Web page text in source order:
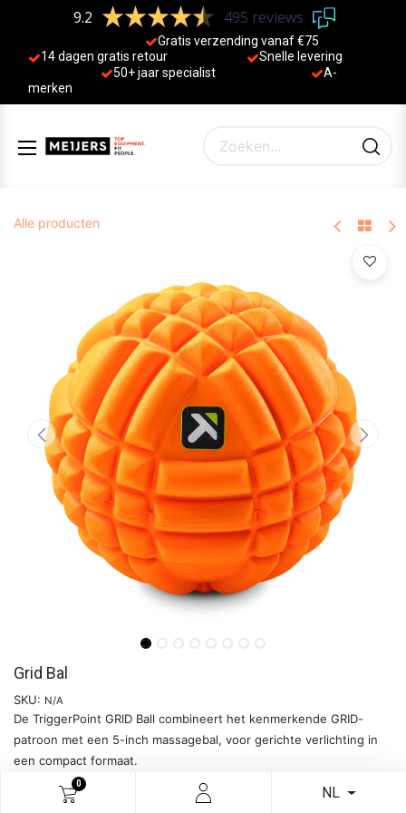
0
NL
9.2 495 reviews
Gratis verzending vanaf €75
14 dagen gratis retour
Sne lle levering
50+ jaar specialist
A-
merken
Alle producten
Grid Bal
SKU: N/A
De TriggerPoint GRID Ball combineert het kenmerkende GRID-
patroon met een 5-inch massagebal, voor gerichte verlichting in
een compact formaat.